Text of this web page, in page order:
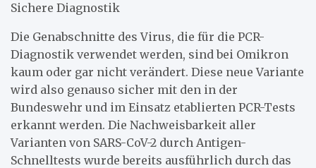
Sichere Diagnostik
Die Genabschnitte des Virus, die für die PCR-
Diagnostik verwendet werden, sind bei Omikron
kaum oder gar nicht verändert. Diese neue Variante
wird also genauso sicher mit den in der
Bundeswehr und im Einsatz etablierten PCR-Tests
erkannt werden. Die Nachweisbarkeit aller
Varianten von SARS-CoV-2 durch Antigen-
Schnelltests wurde bereits ausführlich durch das